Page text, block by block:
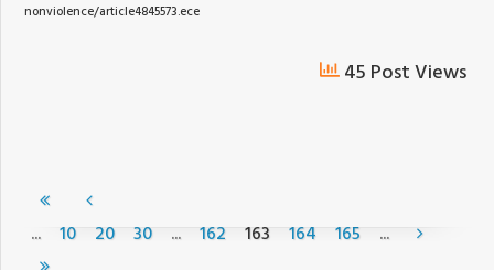
nonviolence/article4845573.ece
45 Post Views
... 10 20 30 ... 162 163 164 165 ...